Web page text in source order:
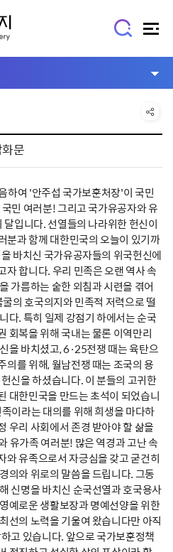
문
여 '안주섭 국가보훈처장'이 국민
민 여러분! 그리고 국가유공자와 유
입니다. 선열들의 나라위한 헌신이
분과 함께 대한민국의 오늘이 있기까
바치신 국가유공자들의 위국헌신에
합니다. 우리 민족은 오랜 역사 속
가름하는 숱한 외침과 시련을 겪어
의 호국의지와 민족적 저력으로 떨
다. 특히 일제 강점기 하에서는 순국
회복을 위해 국내는 물론 이역만리
을 바치셨고, 6·25전쟁 때는 육탄으
를 위해, 월남전쟁 때는 조국의 용
신을 하셨습니다. 이 분들의 고귀한
대한민국을 만드는 초석이 되었습니
이라는 대의를 위해 희생을 마다하
우리 사회에서 존경 받아야 할 삶을
유가족 여러분! 많은 역경과 고난 속
와 유족으로서 자긍심을 갖고 굳건히
의와 위로의 말씀을 드립니다. 그동
신명을 바치신 순국선열과 호국용사
예로운 생활보장과 명예선양을 위한
선의 노력을 기울여 왔습니다만 아직
고 있습니다. 앞으로 국가보훈정책